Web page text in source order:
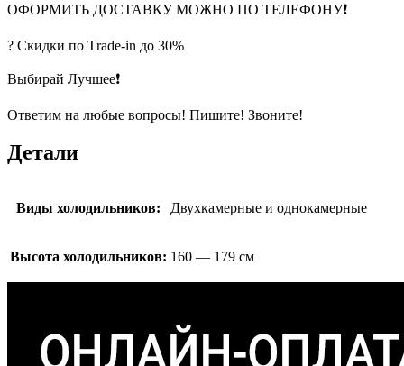
ОФОРМИТЬ ДОСТАВКУ МОЖНО ПО ТЕЛЕФОНУ❗
? Скидки по Тrade-in до 30%
Выбирай Лучшее❗
Ответим на любые вопросы! Пишите! Звоните!
Детали
Виды холодильников: Двухкамерные и однокамерные
Высота холодильников: 160 — 179 см